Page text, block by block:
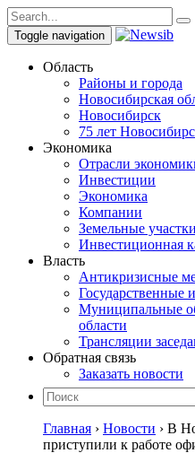
Toggle navigation
Область
Районы и города
Новосибирская
Новосибирск
75 лет
Экономика
Отрасли
Инвестиции
Экономика
Компании
Земельные участки
Инвестиционная
Власть
Антикризисные
Государственные
Муниципальные
области
Трансляции
Обратная связь
Заказать новости
Главная › Новости › В
приступили к работе